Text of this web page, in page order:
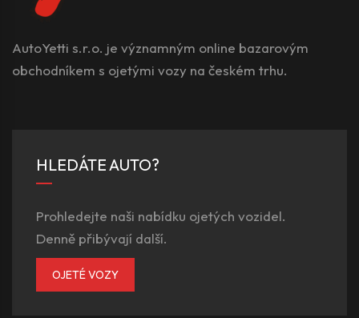
AutoYetti s.r.o. je významným online bazarovým
obchodníkem s ojetými vozy na českém trhu.
HLEDÁTE AUTO?
Prohledejte naši nabídku ojetých vozidel.
Denně přibývají další.
OJETÉ VOZY